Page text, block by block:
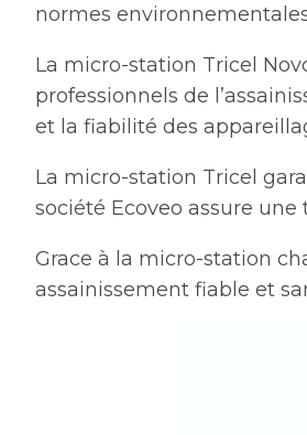
normes
La micro-station Tricel
professionnels de
et la fiabilité des
La micro-station Tricel
société Ecoveo assure
Grace à la micro-station
assainissement fiable et